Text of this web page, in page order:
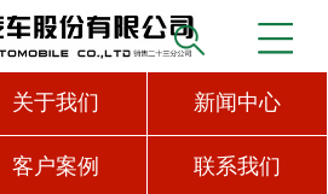
关于我们 新闻中心
客户案例 联系我们